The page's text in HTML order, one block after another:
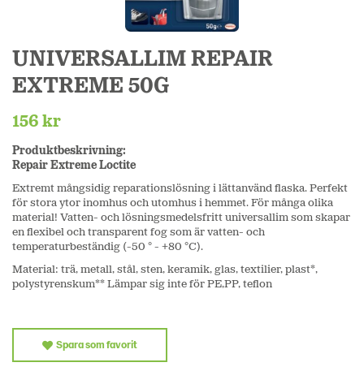
UNIVERSALLIM REPAIR
EXTREME 50G
156 kr
Produktbeskrivning:
Repair Extreme Loctite
Extremt mångsidig reparationslösning i lättanvänd flaska. Perfekt
för stora ytor inomhus och utomhus i hemmet. För många olika
material! Vatten- och lösningsmedelsfritt universallim som skapar
en flexibel och transparent fog som är vatten- och
temperaturbeständig (-50 ° - +80 °C).
Material: trä, metall, stål, sten, keramik, glas, textilier, plast*,
polystyrenskum** Lämpar sig inte för PE,PP, teflon
Spara som favorit